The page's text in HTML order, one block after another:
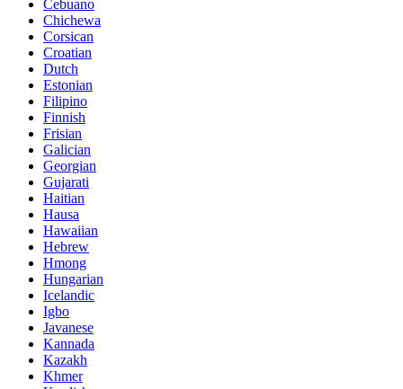
Cebuano
Chichewa
Corsican
Croatian
Dutch
Estonian
Filipino
Finnish
Frisian
Galician
Georgian
Gujarati
Haitian
Hausa
Hawaiian
Hebrew
Hmong
Hungarian
Icelandic
Igbo
Javanese
Kannada
Kazakh
Khmer